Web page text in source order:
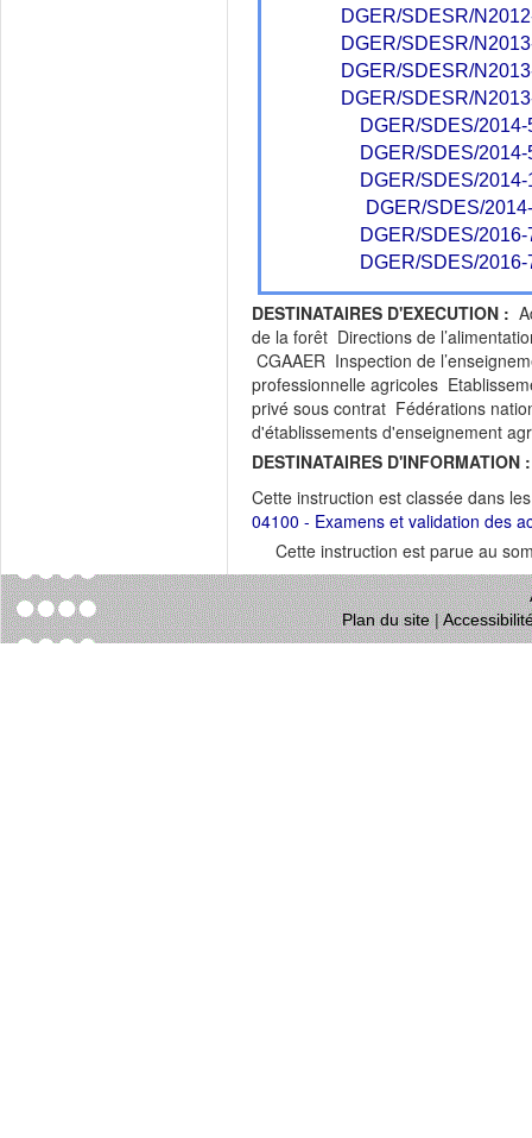
DGER/SDESR/
DGER/SDESR/
DGER/SDESR/
DGER/SDESR/
DGER/SDES/2014-
DGER/SDES/2014-
DGER/SDES/2014-
DGER/SDES/
DGER/SDES/2016-
DGER/SDES/2016-
DESTINATAIRES D'EXECUTION :
de la forêt Directions de
CGAAER Inspection de
professionnelle agricoles
privé sous contrat Fédérations
d'établissements d'enseignement
DESTINATAIRES D'INFORMATION :
Cette instruction est classée dans
04100 - Examens et validation des
Cette instruction est parue au
Plan du site|